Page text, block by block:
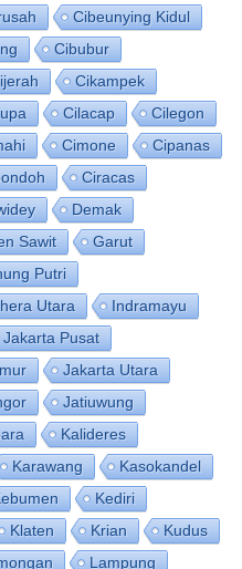
Cibeunying Kidul
Cibubur
Cikampek
Cilacap
Cilegon
Cimone
Cipanas
Ciracas
Demak
Sawit
Garut
Putri
Utara
Indramayu
Jakarta Pusat
Jakarta Utara
Jatiuwung
Kalideres
Karawang
Kasokandel
Kediri
Klaten Krian
Kudus
Lampung